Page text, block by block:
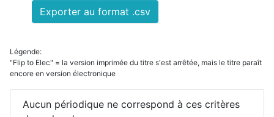
Exporter au format .csv
Légende:
"Flip to Elec" = la version imprimée du titre s'est arrêtée, mais le titre paraît
encore en version électronique
Aucun périodique ne correspond à ces critères